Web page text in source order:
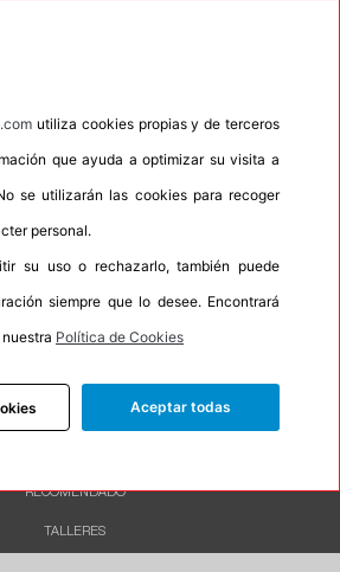
QUALITY
No
No
Información Eprel
INFORMACIÓN
RECOMENDADO
TALLERES
utiliza cookies propias y de terceros
que ayuda a optimizar su visita a
se utilizarán las cookies para recoger
personal.
su uso o rechazarlo, también puede
siempre que lo desee. Encontrará
Política de Cookies
Aceptar todas